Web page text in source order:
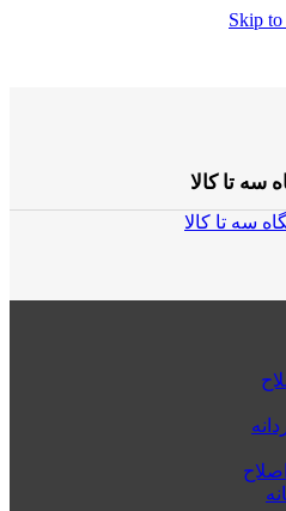
Skip
سه تا کالا